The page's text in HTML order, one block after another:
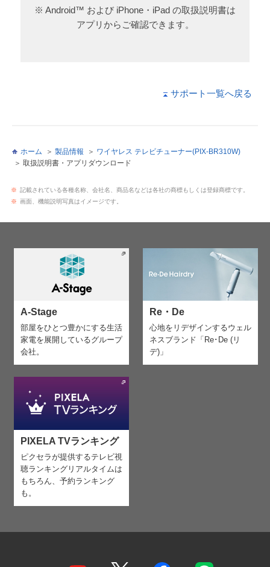
※ Android™ および iPhone・iPad の取扱説明書は
アプリからご確認できます。
サポート一覧へ戻る
ホーム 製品情報
ワイヤレス テレビチューナー(PIX-BR310W)
取扱説明書・アプリダウンロード
※ 記載されている各種名称、会社名、商品名などは各社の商標もしくは登録商標です。
※ 画面、機能説明写真はイメージです。
A-Stage
部屋をひとつ豊かにする生活
家電を展開しているグループ
会社。
Re・De
心地をリデザインするウェル
ネスブランド「Re･De (リ
デ)」
PIXELA TVランキング
ピクセラが提供するテレビ視
聴ランキング リアルタイムは
もちろん、予約ランキング
も。